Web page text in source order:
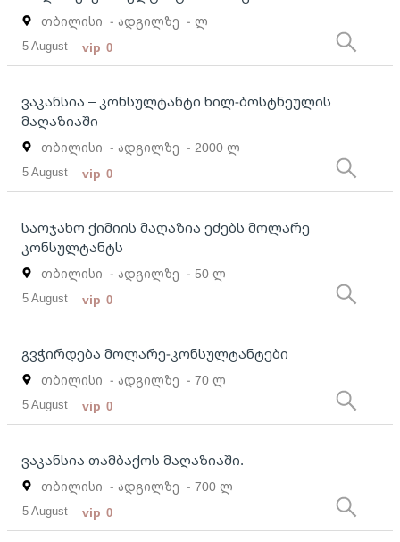
თბილისი - ადგილზე - ლ
5 August vip 0
ვაკანსია – კონსულტანტი ხილ-ბოსტნეულის
მაღაზიაში
თბილისი - ადგილზე - 2000 ლ
5 August vip 0
საოჯახო ქიმიის მაღაზია ეძებს მოლარე
კონსულტანტს
თბილისი - ადგილზე - 50 ლ
5 August vip 0
გვჭირდება მოლარე-კონსულტანტები
თბილისი - ადგილზე - 70 ლ
5 August vip 0
ვაკანსია თამბაქოს მაღაზიაში.
თბილისი - ადგილზე - 700 ლ
5 August vip 0